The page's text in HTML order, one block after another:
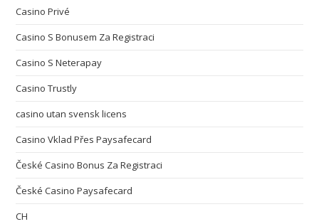
Casino Privé
Casino S Bonusem Za Registraci
Casino S Neterapay
Casino Trustly
casino utan svensk licens
Casino Vklad Přes Paysafecard
České Casino Bonus Za Registraci
České Casino Paysafecard
CH